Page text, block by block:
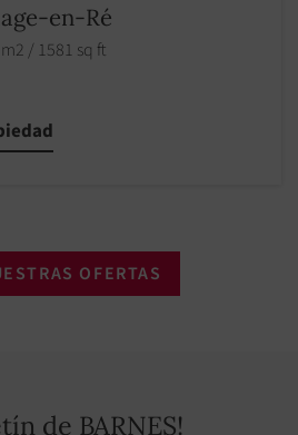
en-Ré
/ 1581 sq ft
OFERTAS
de BARNES!